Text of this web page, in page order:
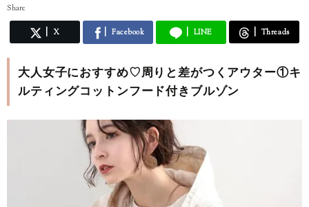
Share
X Facebook LINE Threads
大人女子におすすめ♡周りと差がつくアウター①キ
ルティングコットンフード付きブルゾン